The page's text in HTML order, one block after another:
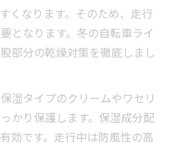
くなります。そのため、走行
となります。冬の自転車ライ
部分の乾燥対策を徹底しまし
湿タイプのクリームやワセリ
かり保護します。保湿成分配
効です。走行中は防風性の高